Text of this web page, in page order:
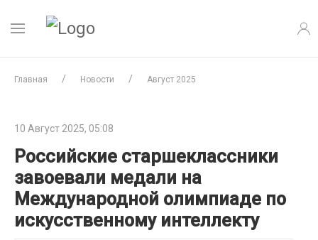
Главная Новости Август 2025
10 Август 2025, 05:08
Российские старшеклассники
завоевали медали на
Международной олимпиаде по
искусственному интеллекту